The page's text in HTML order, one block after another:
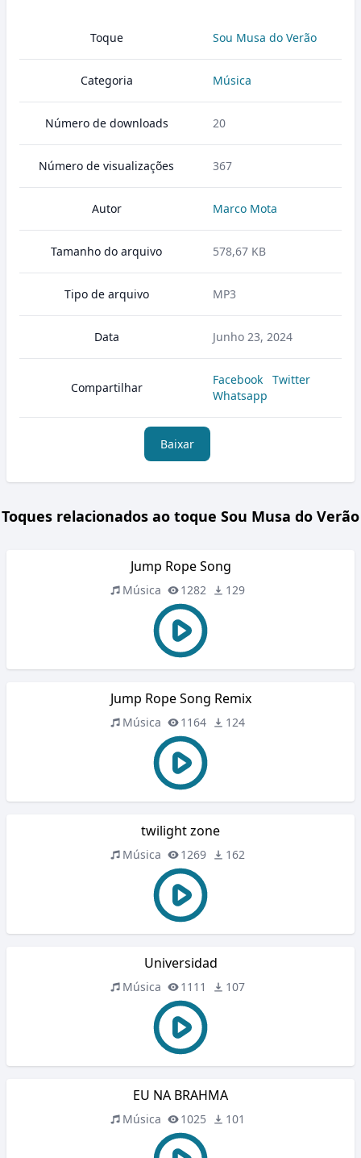
Toque Sou Musa do Verão
Categoria Música
Número de downloads 20
Número de visualizações 367
Autor Marco Mota
Tamanho do arquivo 578,67 KB
Tipo de arquivo MP3
Data Junho 23, 2024
Compartilhar
Facebook
Twitter
Whatsapp
Baixar
Toques relacionados ao toque Sou Musa do Verão
Jump Rope Song
Música 1282 129
Jump Rope Song Remix
Música 1164 124
twilight zone
Música 1269 162
Universidad
Música 1111 107
EU NA BRAHMA
Música 1025 101